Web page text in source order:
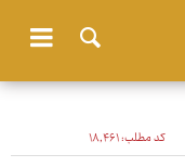
کد مطلب:۱۸٬۴۶۱